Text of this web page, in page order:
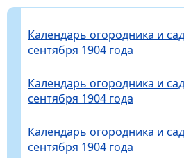
Календарь огородника и
сентября 1904 года
Календарь огородника и
сентября 1904 года
Календарь огородника и
сентября 1904 года